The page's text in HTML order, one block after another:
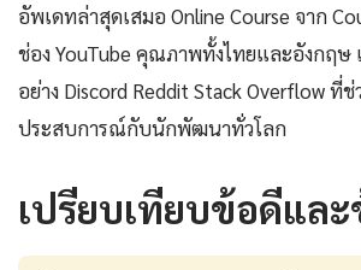
อัพเดทล่าสุดเสมอ Online Course จาก
ช่อง YouTube คุณภาพทั้งไทยและอังกฤษ
อย่าง Discord Reddit Stack Overflow ที่
ประสบการณ์กับนักพัฒนาทั่วโลก
เปรียบเทียบข้อดีและ